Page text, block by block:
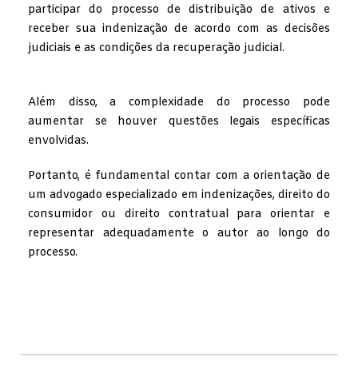
participar do processo de distribuição de ativos e
receber sua indenização de acordo com as decisões
judiciais e as condições da recuperação judicial.
Além disso, a complexidade do processo pode
aumentar se houver questões legais específicas
envolvidas.
Portanto, é fundamental contar com a orientação de
um advogado especializado em indenizações, direito do
consumidor ou direito contratual para orientar e
representar adequadamente o autor ao longo do
processo.